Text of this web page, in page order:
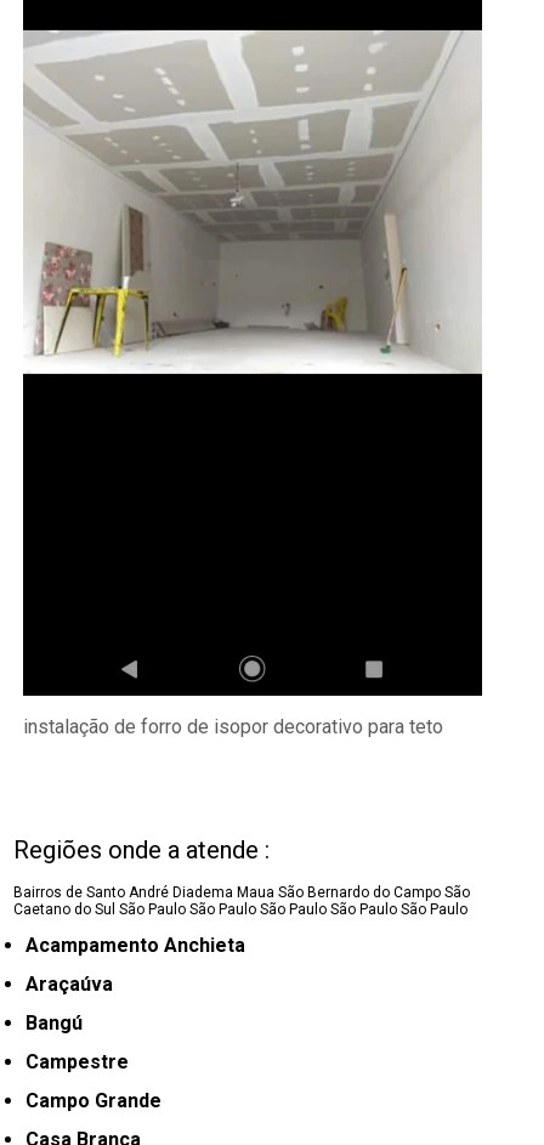
instalação de forro de isopor decorativo para teto
Regiões onde a atende :
Bairros de Santo André Diadema Maua São Bernardo do Campo São
Caetano do SulSão Paulo São Paulo São Paulo São Paulo São Paulo
Acampamento Anchieta
Araçaúva
Bangú
Campestre
Campo Grande
Casa Branca